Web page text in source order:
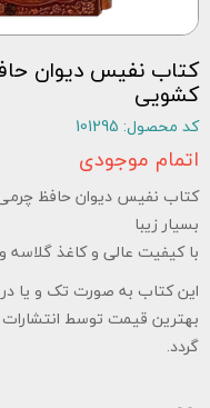
کتاب نفیس دیوان
کشویی
کد محصول: 101295
اتمام موجودی
کتاب نفیس دیوان حافظ
بسیار زیبا
با کیفیت عالی و کاغذ گلاسه
این کتاب به صورت تک و یا در
بهترین قیمت توسط انتشارات
گردد.